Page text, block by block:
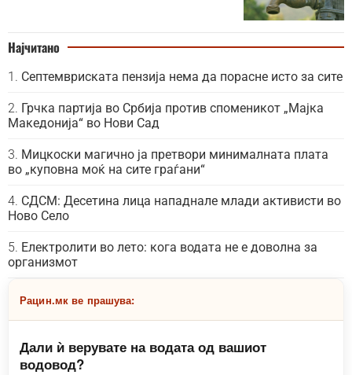
Најчитано
Септемвриската пензија нема да порасне исто за сите
Грчка партија во Србија против споменикот „Мајка
Македонија“ во Нови Сад
Мицкоски магично ја претвори минималната плата
во „куповна моќ на сите граѓани“
СДСМ: Десетина лица нападнале млади активисти во
Ново Село
Електролити во лето: кога водата не е доволна за
организмот
Рацин.мк ве прашува:
Дали ѝ верувате на водата од вашиот
водовод?